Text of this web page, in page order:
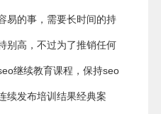
易的事，需要长时间的持
别高，不过为了推销任何
继续教育课程，保持seo
续发布培训结果经典案